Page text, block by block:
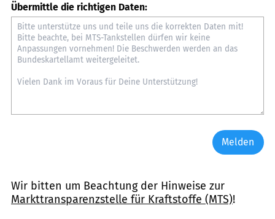
Übermittle die richtigen Daten:
Melden
Wir bitten um Beachtung der Hinweise zur
Markttransparenzstelle für Kraftstoffe (MTS)!